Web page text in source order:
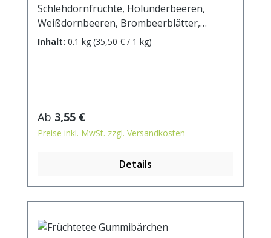
Schlehdornfrüchte, Holunderbeeren,
Weißdornbeeren, Brombeerblätter,
Malvenblüten blau, Klatschmohnblüten,
Inhalt: 0.1 kg (35,50 € / 1 kg)
Regulärer Preis:
Ab 3,55 €
Preise inkl. MwSt. zzgl. Versandkosten
Details